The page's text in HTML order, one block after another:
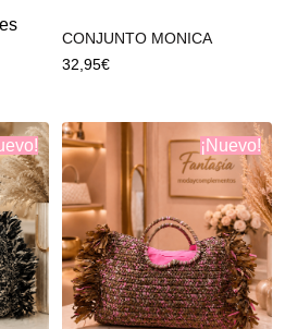
CONJUNTO MONICA
32,95€
¡Nuevo!